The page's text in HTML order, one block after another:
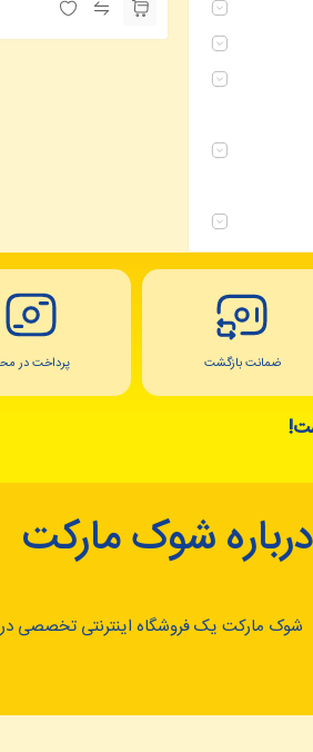
ضمانت بازگشت پرداخت در
درباره شوک مارکت
شوک مارکت یک فروشگاه اینترنتی تخصصی